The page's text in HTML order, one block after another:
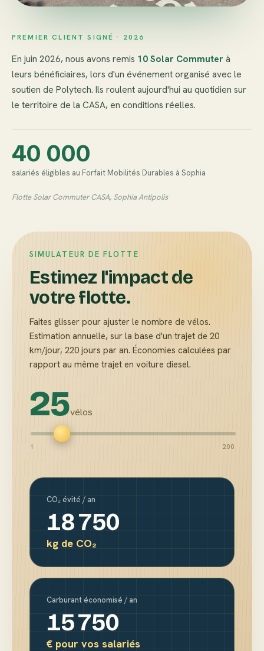
PREMIER CLIENT SIGNÉ · 2026
En juin 2026, nous avons remis 10 Solar Commuterà
leurs bénéficiaires, lors d'un événement organisé avec le
soutien de Polytech. Ils roulent aujourd'hui au quotidien sur
le territoire de la CASA, en conditions réelles.
40 000
salariés éligibles au Forfait Mobilités Durables à Sophia
Flotte Solar Commuter CASA, Sophia Antipolis
SIMULATEUR DE FLOTTE
Estimez l'impact de
votre flotte.
Faites glisser pour ajuster le nombre de vélos.
Estimation annuelle, sur la base d'un trajet de 20
km/jour, 220 jours par an. Économies calculées par
rapport au même trajet en voiture diesel.
25vélos
1 200
CO₂ évité / an
18 750
kg de CO₂
Carburant économisé / an
15 750
€ pour vos salariés